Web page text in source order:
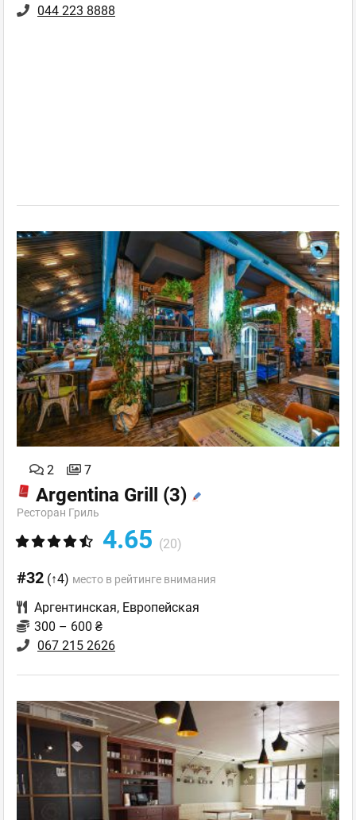
044 223 8888
2 7
Argentina Grill (3)
Ресторан Гриль
4.65 (20)
#32 (↑4) место в рейтинге внимания
Аргентинская, Европейская
300 – 600 ₴
067 215 2626